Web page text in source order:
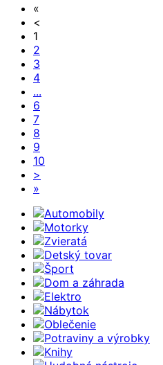
«
<
1
2
3
4
...
6
7
8
9
10
>
»
Automobily
Motorky
Zvieratá
Detský tovar
Šport
Dom a záhrada
Elektro
Nábytok
Oblečenie
Potraviny a výrobky
Knihy